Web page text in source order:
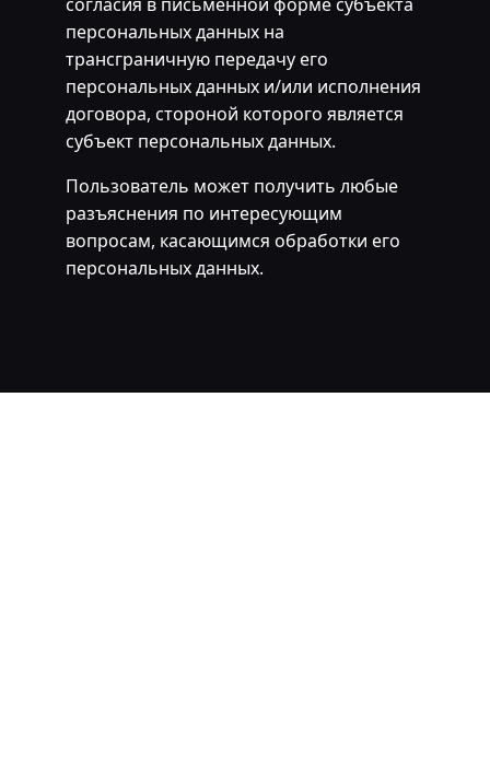
персональных данных на
трансграничную передачу его
персональных данных и/или исполнения
договора, стороной которого является
субъект персональных данных.
Пользователь может получить любые
разъяснения по интересующим
вопросам, касающимся обработки его
персональных данных.